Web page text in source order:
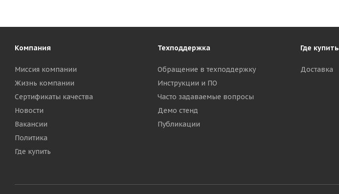
Компания
Миссия компании
Жизнь компании
Сертификаты качества
Новости
Вакансии
Политика
Где купить
Техподдержка
Обращение в техподдержку
Инструкции и ПО
Часто задаваемые вопросы
Демо стенд
Публикации
Где купить
Доставка